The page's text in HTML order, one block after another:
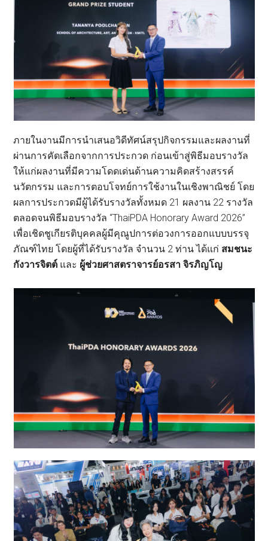
ภายในงานมีการนำเสนอวิดีทัศน์สรุปกิจกรรมและผลงานที่
ผ่านการคัดเลือกจากการประกวด ก่อนเข้าสู่พิธีมอบรางวัล
ให้แก่ผลงานที่มีความโดดเด่นด้านความคิดสร้างสรรค์
นวัตกรรม และการตอบโจทย์การใช้งานในเชิงพาณิชย์ โดย
ผลการประกวดมีผู้ได้รับรางวัลทั้งหมด 21 ผลงาน​ 22 รางวัล
ตลอดจนพิธีมอบรางวัล “ThaiPDA Honorary Award 2026”
เพื่อเชิดชูเกียรติบุคคลผู้มีคุณูปการต่อวงการออกแบบบรรจุ
ภัณฑ์ไทย โดยผู้ที่ได้รับรางวัล จำนวน 2 ท่าน ได้แก่ สมชนะ
กังวารจิตต์ และ ผู้ช่วยศาสตราจารย์อรสา จิรภิญโญ